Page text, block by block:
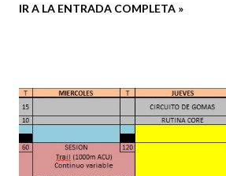
IR A LA ENTRADA COMPLETA »